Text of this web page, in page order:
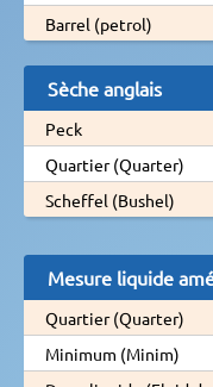
Barrel (petrol)
Sèche anglais
Peck
Quartier (Quarter)
Scheffel (Bushel)
Mesure liquide
Quartier (Quarter)
Minimum (Minim)